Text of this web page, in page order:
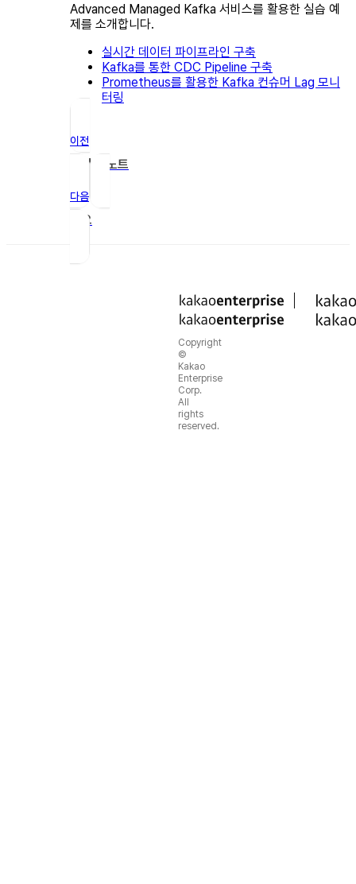
Advanced Managed Kafka 서비스를 활용한 실습 예
제를 소개합니다.
실시간 데이터 파이프라인 구축
Kafka를 통한 CDC Pipeline 구축
Prometheus를 활용한 Kafka 컨슈머 Lag 모니
터링
이전
릴리즈 노트
다음
개요
Copyright
©
Kakao
Enterprise
Corp.
All
rights
reserved.